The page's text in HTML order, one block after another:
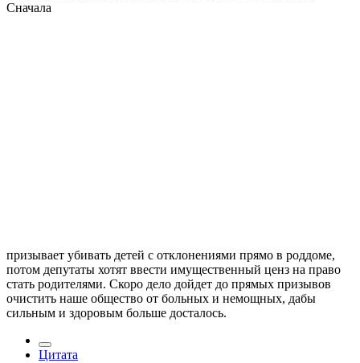
Сначала
призывает убивать детей с отклонениями прямо в роддоме,
потом депутаты хотят ввести имущественный ценз на право
стать родителями. Скоро дело дойдет до прямых призывов
очистить наше общество от больных и немощных, дабы
сильным и здоровым больше досталось.
Цитата